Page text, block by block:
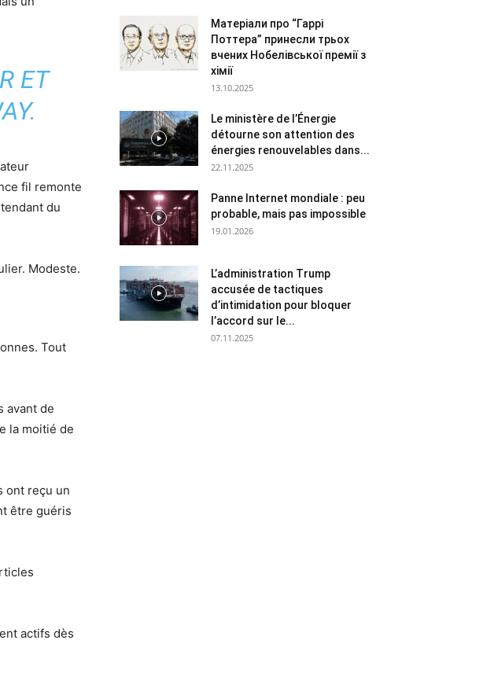
ET
fil remonte
du
Modeste.
Tout
avant de
la moitié de
ont reçu un
être guéris
actifs dès
Матеріали про “Гаррі
Поттера” принесли трьох
вчених Нобелівської премії з
хімії
13.10.2025
Le ministère de l’Énergie
détourne son attention des
énergies renouvelables dans...
22.11.2025
Panne Internet mondiale : peu
probable, mais pas impossible
19.01.2026
L’administration Trump
accusée de tactiques
d’intimidation pour bloquer
l’accord sur le...
07.11.2025